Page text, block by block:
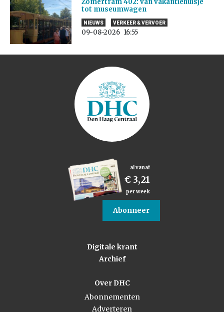
tot museumwagen
NIEUWS VERKEER & VERVOER
09-08-2026 16:55
al vanaf
€ 3,21
per week
Abonneer
Digitale krant
Archief
Over DHC
Abonnementen
Adverteren